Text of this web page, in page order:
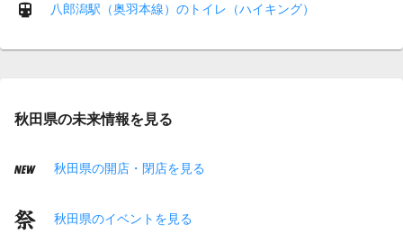
八郎潟駅（奥羽本線）のトイレ（ハイキング）
秋田県の未来情報を見る
秋田県の開店・閉店を見る
秋田県のイベントを見る